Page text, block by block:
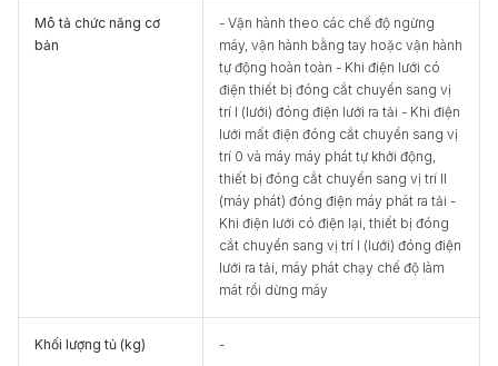
Mô tả chức năng cơ
bản
- Vận hành theo các chế độ ngừng
máy, vận hành bằng tay hoặc vận hành
tự động hoàn toàn - Khi điện lưới có
điện thiết bị đóng cắt chuyển sang vị
trí I (lưới) đóng điện lưới ra tải - Khi điện
lưới mất điện đóng cắt chuyển sang vị
trí 0 và máy máy phát tự khởi động,
thiết bị đóng cắt chuyển sang vị trí II
(máy phát) đóng điện máy phát ra tải -
Khi điện lưới có điện lại, thiết bị đóng
cắt chuyển sang vị trí I (lưới) đóng điện
lưới ra tải, máy phát chạy chế độ làm
mát rồi dừng máy
Khối lượng tủ (kg) -